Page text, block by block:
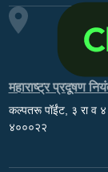
महाराष्ट्र प्रदूषण
कल्पतरू पॉईंट, ३ रा व ४
४०००२२